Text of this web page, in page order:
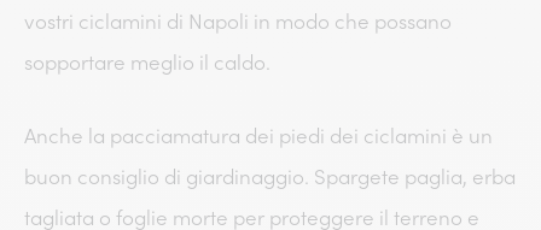
vostri ciclamini di Napoli in modo che possano
sopportare meglio il caldo.
Anche la pacciamatura dei piedi dei ciclamini è un
buon consiglio di giardinaggio. Spargete paglia, erba
tagliata o foglie morte per proteggere il terreno e